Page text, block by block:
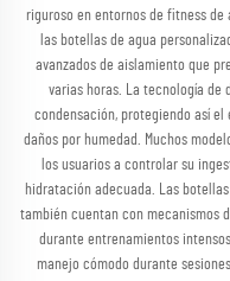
riguroso en entornos de fitness
las botellas de agua
avanzados de aislamiento que
varias horas. La tecnología de
condensación, protegiendo así
daños por humedad. Muchos
los usuarios a controlar su
hidratación adecuada. Las
también cuentan con mecanismos
durante entrenamientos
manejo cómodo durante